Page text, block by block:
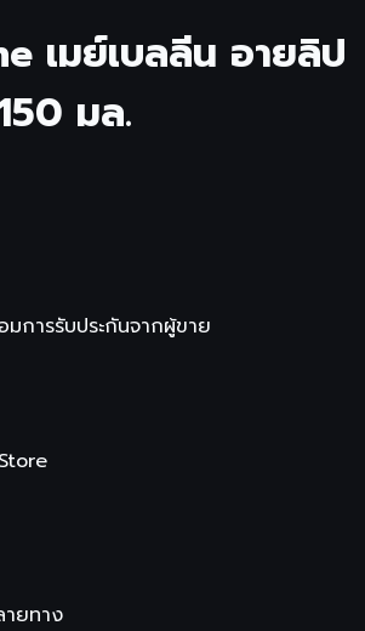
เมย์เบลลีน อายลิป
มล.
การรับประกันจากผู้ขาย
ายทาง